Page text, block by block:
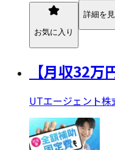
お気に入り
詳細を
【月収32
UTエージェント株